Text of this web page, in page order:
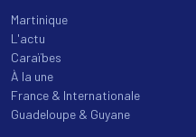
Martinique
L'actu
Caraïbes
À la une
France & Internationale
Guadeloupe & Guyane